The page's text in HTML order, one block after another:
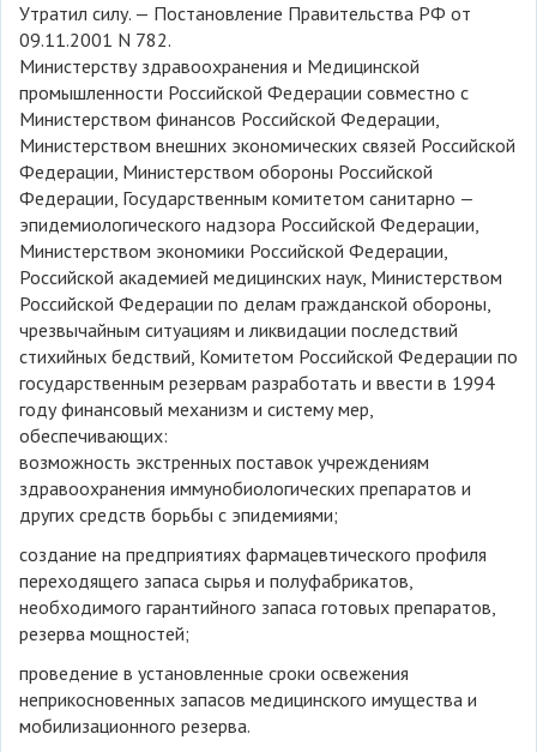
Утратил силу. — Постановление Правительства РФ от
09.11.2001 N 782.
Министерству здравоохранения и Медицинской
промышленности Российской Федерации совместно с
Министерством финансов Российской Федерации,
Министерством внешних экономических связей Российской
Федерации, Министерством обороны Российской
Федерации, Государственным комитетом санитарно —
эпидемиологического надзора Российской Федерации,
Министерством экономики Российской Федерации,
Российской академией медицинских наук, Министерством
Российской Федерации по делам гражданской обороны,
чрезвычайным ситуациям и ликвидации последствий
стихийных бедствий, Комитетом Российской Федерации по
государственным резервам разработать и ввести в 1994
году финансовый механизм и систему мер,
обеспечивающих:
возможность экстренных поставок учреждениям
здравоохранения иммунобиологических препаратов и
других средств борьбы с эпидемиями;
создание на предприятиях фармацевтического профиля
переходящего запаса сырья и полуфабрикатов,
необходимого гарантийного запаса готовых препаратов,
резерва мощностей;
проведение в установленные сроки освежения
неприкосновенных запасов медицинского имущества и
мобилизационного резерва.